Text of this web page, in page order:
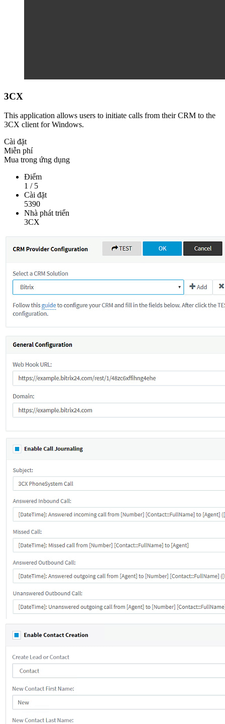
3CX
This application allows users to initiate calls from their CRM to the
3CX client for Windows.
Cài đặt
Miễn phí
Mua trong ứng dụng
Điểm
1 / 5
Cài đặt
5390
Nhà phát triển
3CX